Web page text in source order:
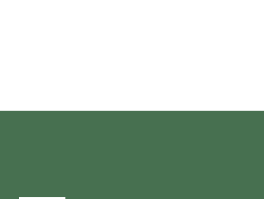
Tură eMTB pentru grupuri în